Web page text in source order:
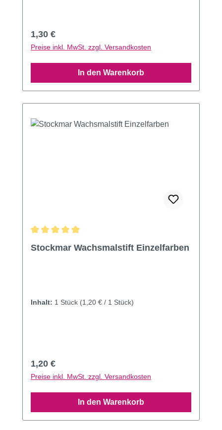
Regulärer Preis:
1,30 €
Preise inkl. MwSt. zzgl. Versandkosten
In den Warenkorb
Stockmar Wachsmalstift Einzelfarben
Inhalt: 1 Stück (1,20 € / 1 Stück)
Regulärer Preis:
1,20 €
Preise inkl. MwSt. zzgl. Versandkosten
In den Warenkorb